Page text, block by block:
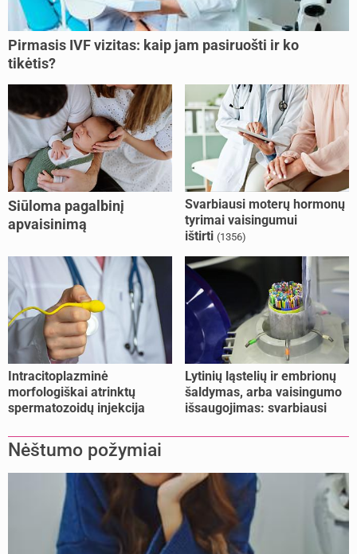
Pirmasis IVF vizitas: kaip jam pasiruošti ir ko
tikėtis?
Siūloma pagalbinį
apvaisinimą
nesusituokusiems, ir
vienišoms moterims
(10)
Svarbiausi moterų hormonų
tyrimai vaisingumui
ištirti (1356)
Intracitoplazminė
morfologiškai atrinktų
spermatozoidų injekcija
Lytinių ląstelių ir embrionų
šaldymas, arba vaisingumo
išsaugojimas: svarbiausi
Nėštumo požymiai